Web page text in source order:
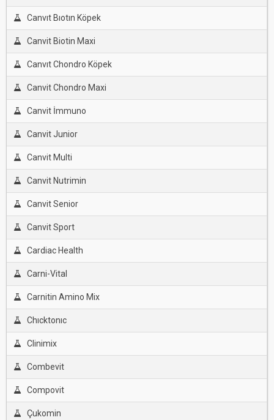
Canvıt Bıotın Köpek
Canvit Biotin Maxi
Canvıt Chondro Köpek
Canvit Chondro Maxi
Canvit İmmuno
Canvit Junior
Canvit Multi
Canvit Nutrimin
Canvit Senior
Canvit Sport
Cardiac Health
Carni-Vital
Carnitin Amino Mix
Chıcktonıc
Clinimix
Combevit
Compovit
Çukomin